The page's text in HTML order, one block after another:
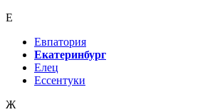
Е
Евпатория
Екатеринбург
Елец
Ессентуки
Ж